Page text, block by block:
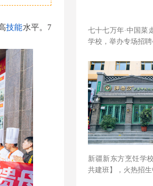
技能水平。7
七十七万年·中国菜
学校，举办专场招聘
新疆新东方烹饪学
共建班】，火热招生